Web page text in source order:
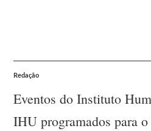
Redação
Eventos do Instituto
IHU programados para